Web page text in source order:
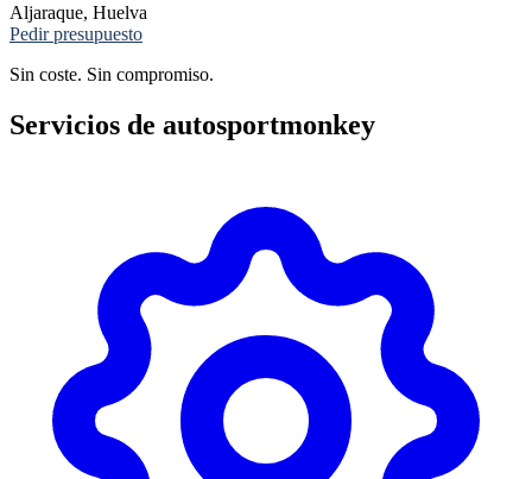
Aljaraque, Huelva
Pedir presupuesto
Sin coste. Sin compromiso.
Servicios de autosportmonkey